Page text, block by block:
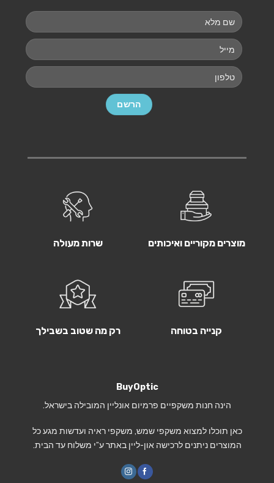
מוצרים מקוריים ואיכותים שרות מעולה
קנייה בטוחה רק מה שטוב בשבילך
BuyOptic
הינה חנות משקפיים פרמיום אונליין המובילה בישראל.
כאן תוכלו למצוא משקפי שמש, משקפי ראיה ועדשות מגע כל
המוצרים ניתנים לרכישה און-ליין באתר ע”י משלוח עד הבית.